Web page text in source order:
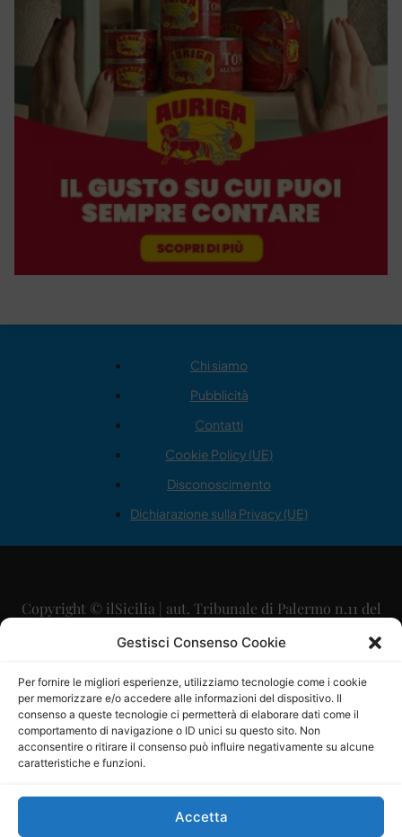
Gestisci Consenso Cookie
Per fornire le migliori esperienze, utilizziamo tecnologie come i cookie
per memorizzare e/o accedere alle informazioni del dispositivo. Il
consenso a queste tecnologie ci permetterà di elaborare dati come il
comportamento di navigazione o ID unici su questo sito. Non
acconsentire o ritirare il consenso può influire negativamente su alcune
caratteristiche e funzioni.
Accetta
Chi siamo
Pubblicità
Contatti
Cookie Policy (UE)
Disconoscimento
Dichiarazione sulla Privacy (UE)
Copyright © ilSicilia | aut. Tribunale di Palermo n.11 del
29/09/2015
Direttore Editoriale: Maurizio Scaglione
Direttore Responsabile: Maria Calabrese
P.IVA: 06334930820